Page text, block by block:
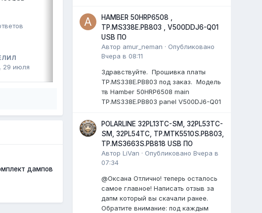
, 29 июля
...
ВЫДЕЛИЛ
дампов
HAMBER 50HRP6508 ,
TP.MS338E.PB803 , V500DDJ6-Q01
USB ПО
Автор amur_neman · Опубликовано
Вчера в 08:11
Здравствуйте. Прошивка платы
TP.MS338E.PB803 под заказ. Модель
тв Hamber 50HRP6508 main
TP.MS338E.PB803 panel V500DJ6-Q01
POLARLINE 32PL13TC-SM, 32PL53TC-
SM, 32PL54TC, TP.MTK5510S.PB803,
TP.MS3663S.PB818 USB ПО
АвторLiVan · ОпубликованоВчера в
07:34
@Оксана Отлично! теперь осталось
самое главное! Написать отзыв за
дапм который вы скачали ранее.
Обратите внимание: под каждым